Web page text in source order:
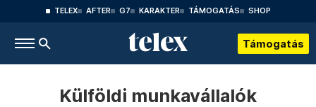
TELEX AFTER G7 KARAKTER TÁMOGATÁS SHOP
Támogatás
Külföldi munkavállalók